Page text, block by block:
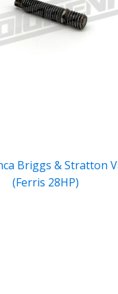
Briggs & Stratton
(Ferris 28HP)